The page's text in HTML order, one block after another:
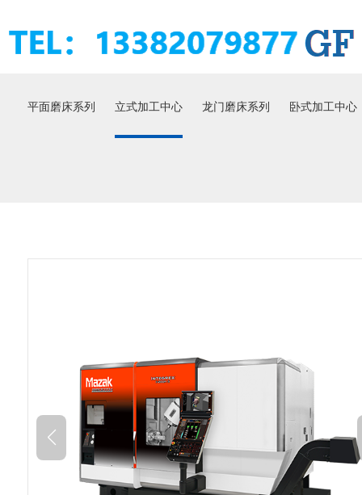
平面磨床系列 立式加工中心 龙门磨床系列 卧式加工中心